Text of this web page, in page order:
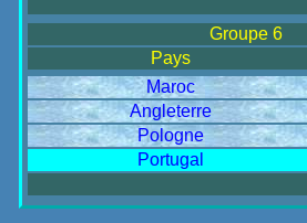
Groupe 6
Pays
Maroc
Angleterre
Pologne
Portugal